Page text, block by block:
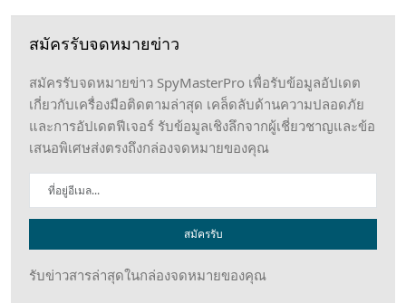
สมัครรับจดหมายข่าว
สมัครรับจดหมายข่าว SpyMasterPro เพื่อรับข้อมูลอัปเดต
เกี่ยวกับเครื่องมือติดตามล่าสุด เคล็ดลับด้านความปลอดภัย
และการอัปเดตฟีเจอร์ รับข้อมูลเชิงลึกจากผู้เชี่ยวชาญและข้อ
เสนอพิเศษส่งตรงถึงกล่องจดหมายของคุณ
สมัครรับ
รับข่าวสารล่าสุดในกล่องจดหมายของคุณ